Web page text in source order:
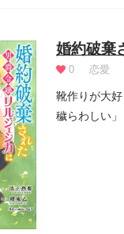
婚約破棄
0 恋愛
靴作りが大
穢らわしい